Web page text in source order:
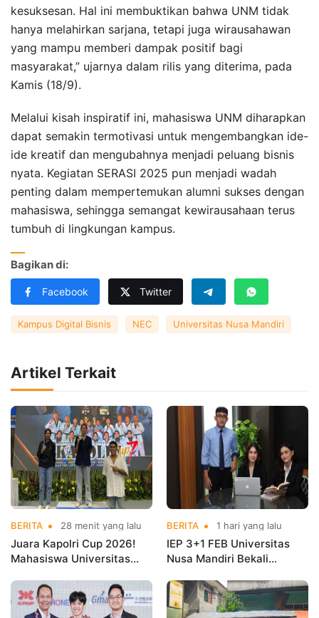
kesuksesan. Hal ini membuktikan bahwa UNM tidak
hanya melahirkan sarjana, tetapi juga wirausahawan
yang mampu memberi dampak positif bagi
masyarakat,” ujarnya dalam rilis yang diterima, pada
Kamis (18/9).
Melalui kisah inspiratif ini, mahasiswa UNM diharapkan
dapat semakin termotivasi untuk mengembangkan ide-
ide kreatif dan mengubahnya menjadi peluang bisnis
nyata. Kegiatan SERASI 2025 pun menjadi wadah
penting dalam mempertemukan alumni sukses dengan
mahasiswa, sehingga semangat kewirausahaan terus
tumbuh di lingkungan kampus.
Bagikan di:
Facebook Twitter
Kampus Digital Bisnis NEC Universitas Nusa Mandiri
Artikel Terkait
BERITA 28 menit yang lalu
Juara Kapolri Cup 2026!
Mahasiswa Universitas
Nama Kampus di Kejurnas
Taekwondo
BERITA 1 hari yang lalu
IEP 3+1 FEB Universitas
Nusa Mandiri Bekali
Kerja Sebelum Lulus